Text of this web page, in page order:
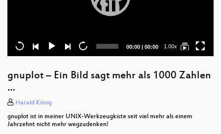
Current
00:00 | Total
00:00 1.00x
gnuplot – Ein Bild sagt mehr als 1000 Zahlen
…
Harald König
gnuplot ist in meiner UNIX-Werkzeugkiste seit viel mehr als einem
Jahrzehnt nicht mehr wegzudenken!